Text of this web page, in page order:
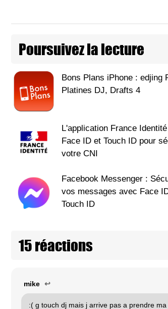
Poursuivez la lecture
Bons Plans iPhone : edjing
Platines DJ, Drafts 4
L'application France
Face ID et Touch ID pour
votre CNI
Facebook Messenger :
vos messages avec Face
Touch ID
15 réactions
mike ↩
:( g touch dj mais j arrive pas a prendre